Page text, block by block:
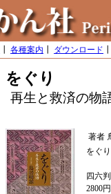
各種案内 ダウンロード
をぐり
再生と救済の物
著者
をぐり
四六
2800